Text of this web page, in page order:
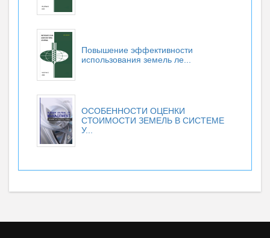
Повышение эффективности
использования земель ле...
ОСОБЕННОСТИ ОЦЕНКИ
СТОИМОСТИ ЗЕМЕЛЬ В СИСТЕМЕ
У...